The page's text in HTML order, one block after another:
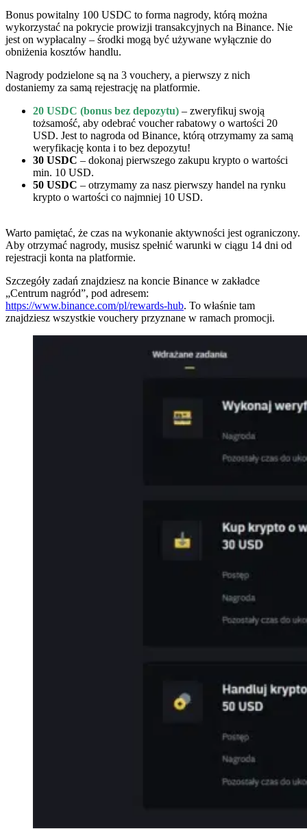
Bonus powitalny 100 USDC to forma nagrody, którą można
wykorzystać na pokrycie prowizji transakcyjnych na Binance. Nie
jest on wypłacalny – środki mogą być używane wyłącznie do
obniżenia kosztów handlu.
Nagrody podzielone są na 3 vouchery, a pierwszy z nich
dostaniemy za samą rejestrację na platformie.
20 USDC (bonus bez depozytu) – zweryfikuj swoją
tożsamość, aby odebrać voucher rabatowy o wartości 20
USD. Jest to nagroda od Binance, którą otrzymamy za samą
weryfikację konta i to bez depozytu!
30 USDC – dokonaj pierwszego zakupu krypto o wartości
min. 10 USD.
50 USDC – otrzymamy za nasz pierwszy handel na rynku
krypto o wartości co najmniej 10 USD.
Warto pamiętać, że czas na wykonanie aktywności jest ograniczony.
Aby otrzymać nagrody, musisz spełnić warunki w ciągu 14 dni od
rejestracji konta na platformie.
Szczegóły zadań znajdziesz na koncie Binance w zakładce
„Centrum nagród”, pod adresem:
https://www.binance.com/pl/rewards-hub. To właśnie tam
znajdziesz wszystkie vouchery przyznane w ramach promocji.